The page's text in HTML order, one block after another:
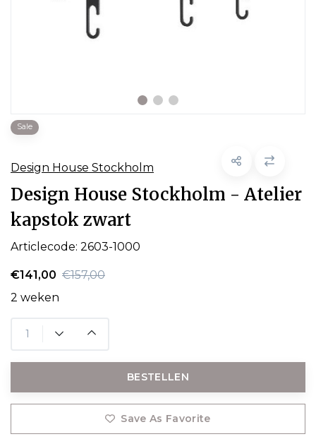
Sale
Design House Stockholm
Design House Stockholm - Atelier
kapstok zwart
Articlecode: 2603-1000
€141,00 €157,00
2 weken
BESTELLEN
Save As Favorite